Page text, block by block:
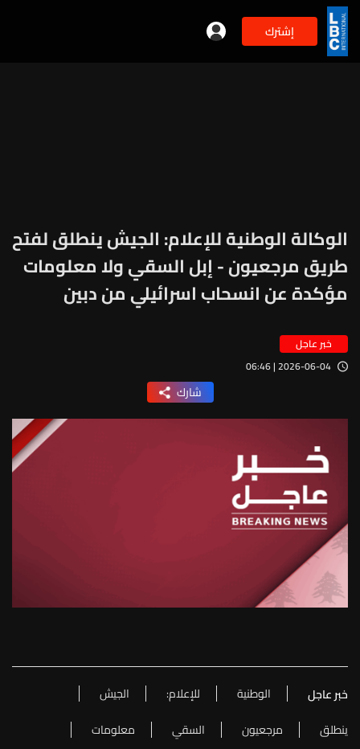
إشترك
الوكالة الوطنية للإعلام: الجيش ينطلق لفتح
طريق مرجعيون - إبل السقي ولا معلومات
مؤكدة عن انسحاب اسرائيلي من دبين
خبر عاجل
2026-06-04 | 06:46
شارك
خبر عاجل الوطنية للإعلام:
الجيش
ينطلق
مرجعيون السقي
معلومات